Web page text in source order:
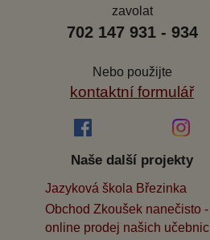
zavolat
702 147 931 - 934
Nebo použijte
kontaktní formulář
Naše další projekty
Jazyková škola Březinka
Obchod Zkoušek nanečisto -
online prodej našich učebnic